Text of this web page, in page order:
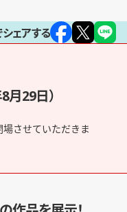
ェアする
月29日）
させていただきま